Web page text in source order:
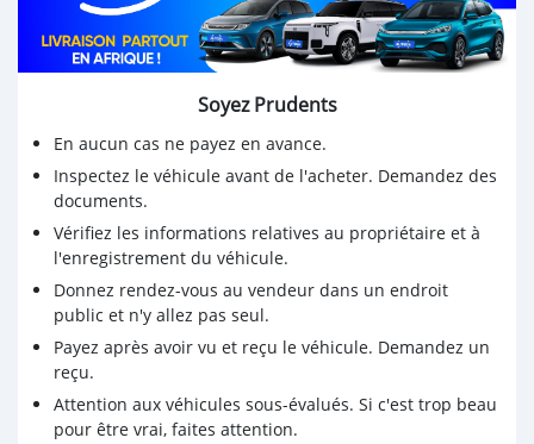
Soyez Prudents
En aucun cas ne payez en avance.
Inspectez le véhicule avant de l'acheter. Demandez des
documents.
Vérifiez les informations relatives au propriétaire et à
l'enregistrement du véhicule.
Donnez rendez-vous au vendeur dans un endroit
public et n'y allez pas seul.
Payez après avoir vu et reçu le véhicule. Demandez un
reçu.
Attention aux véhicules sous-évalués. Si c'est trop beau
pour être vrai, faites attention.